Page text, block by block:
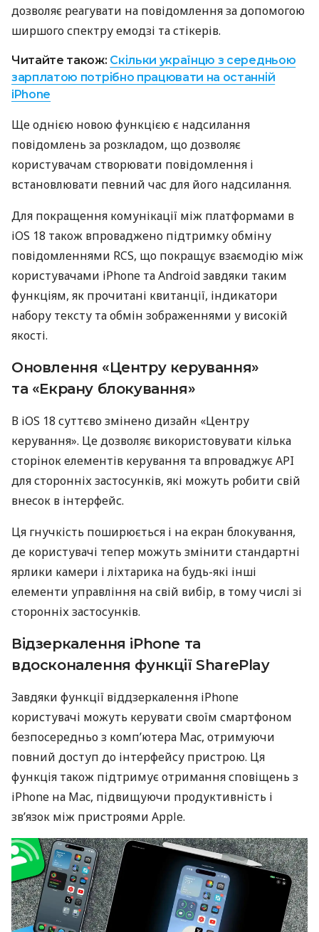
дозволяє реагувати на повідомлення за допомогою
ширшого спектру емодзі та стікерів.
Читайте також: Скільки українцю з середньою
зарплатою потрібно працювати на останній
iPhone
Ще однією новою функцією є надсилання
повідомлень за розкладом, що дозволяє
користувачам створювати повідомлення і
встановлювати певний час для його надсилання.
Для покращення комунікації між платформами в
iOS 18 також впроваджено підтримку обміну
повідомленнями RCS, що покращує взаємодію між
користувачами iPhone та Android завдяки таким
функціям, як прочитані квитанції, індикатори
набору тексту та обмін зображеннями у високій
якості.
Оновлення «Центру керування»
та «Екрану блокування»
В iOS 18 суттєво змінено дизайн «Центру
керування». Це дозволяє використовувати кілька
сторінок елементів керування та впроваджує API
для сторонніх застосунків, які можуть робити свій
внесок в інтерфейс.
Ця гнучкість поширюється і на екран блокування,
де користувачі тепер можуть змінити стандартні
ярлики камери і ліхтарика на будь-які інші
елементи управління на свій вибір, в тому числі зі
сторонніх застосунків.
Відзеркалення iPhone та
вдосконалення функції SharePlay
Завдяки функції віддзеркалення iPhone
користувачі можуть керувати своїм смартфоном
безпосередньо з комп’ютера Mac, отримуючи
повний доступ до інтерфейсу пристрою. Ця
функція також підтримує отримання сповіщень з
iPhone на Mac, підвищуючи продуктивність і
зв’язок між пристроями Apple.